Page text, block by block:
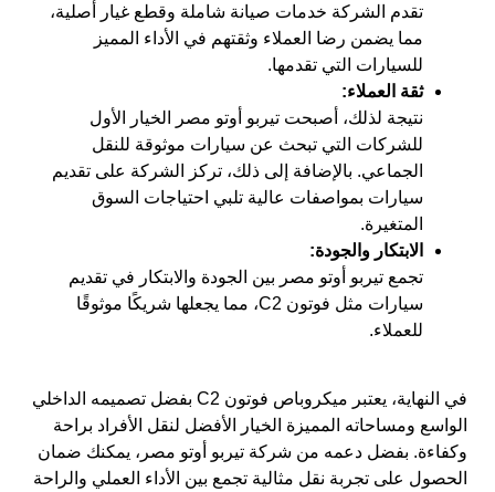
تقدم الشركة خدمات صيانة شاملة وقطع غيار أصلية،
مما يضمن رضا العملاء وثقتهم في الأداء المميز
للسيارات التي تقدمها.
ثقة العملاء:
نتيجة لذلك، أصبحت تيربو أوتو مصر الخيار الأول
للشركات التي تبحث عن سيارات موثوقة للنقل
الجماعي. بالإضافة إلى ذلك، تركز الشركة على تقديم
سيارات بمواصفات عالية تلبي احتياجات السوق
المتغيرة.
الابتكار والجودة:
تجمع تيربو أوتو مصر بين الجودة والابتكار في تقديم
سيارات مثل فوتون C2، مما يجعلها شريكًا موثوقًا
للعملاء.
في النهاية، يعتبر ميكروباص فوتون C2 بفضل تصميمه الداخلي
الواسع ومساحاته المميزة الخيار الأفضل لنقل الأفراد براحة
وكفاءة. بفضل دعمه من شركة تيربو أوتو مصر، يمكنك ضمان
الحصول على تجربة نقل مثالية تجمع بين الأداء العملي والراحة